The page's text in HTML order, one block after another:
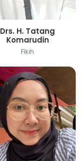
Drs. H. Tatang
Komarudin
Fikih